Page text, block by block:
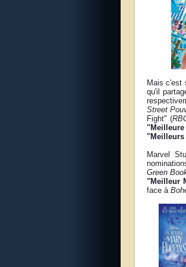
Mais
qu'il
Street
Fight" (
"Meilleurs
Marvel
Green
"Meilleur
face à